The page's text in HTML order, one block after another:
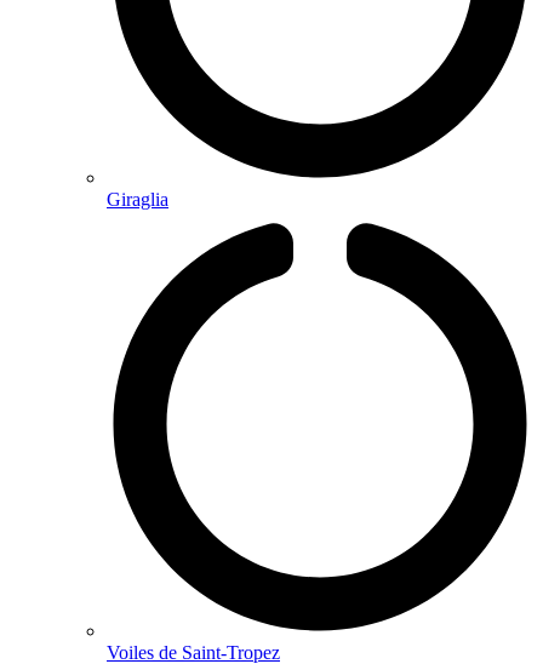
Giraglia
Voiles de Saint-Tropez